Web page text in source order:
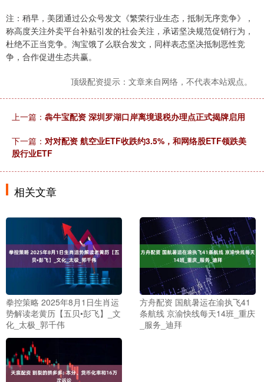
注：稍早，美团通过公众号发文《繁荣行业生态，抵制无序竞争》，
称高度关注外卖平台补贴引发的社会关注，承诺坚决规范促销行为，
杜绝不正当竞争。淘宝饿了么联合发文，同样表态坚决抵制恶性竞
争，合作促进生态共赢。
顶级配资提示：文章来自网络，不代表本站观点。
上一篇： 犇牛宝配资 深圳罗湖口岸离境退税办理点正式揭牌启用
下一篇： 对对配资 航空业ETF收跌约3.5%，和网络股ETF领跌美
股行业ETF
相关文章
拳控策略 2025年8月1日生肖运
势解读老黄历【五贝•彭飞】_文
化_太极_郭千伟
方舟配资 国航暑运在渝执飞41
条航线 京渝快线每天14班_重庆
_服务_迪拜